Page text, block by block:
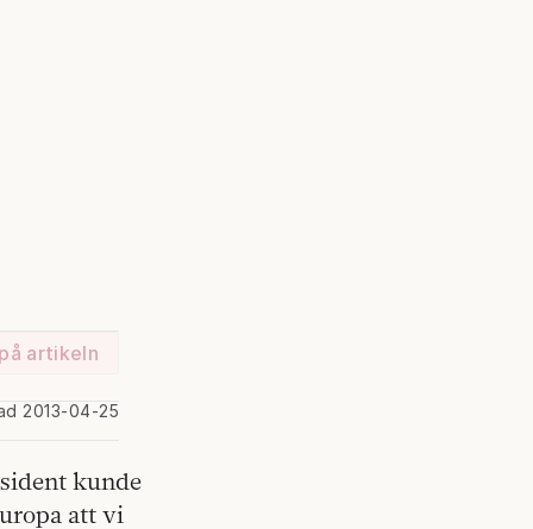
artikeln
2013-04-25
kunde
att vi